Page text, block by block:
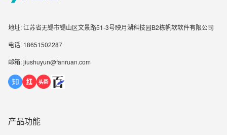
地址: 江苏省无锡市锡山区文景路51-3号映月湖科技园B2栋帆软软件有限公司
电话: 18651502287
邮箱: jiushuyun@fanruan.com
产品功能